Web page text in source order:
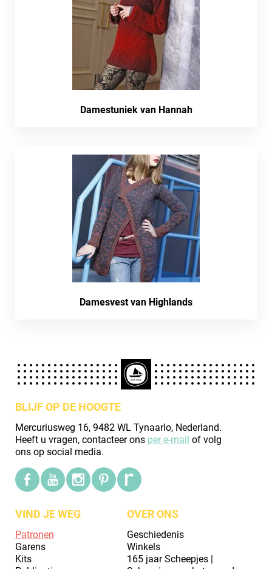
Damestuniek van Hannah
Damesvest van Highlands
BLIJF OP DE HOOGTE
Mercuriusweg 16, 9482 WL Tynaarlo, Nederland.
Heeft u vragen, contacteer ons per e-mail of volg
ons op social media.
VIND JE WEG
Patronen
Garens
Kits
OVER ONS
Geschiedenis
Winkels
165 jaar Scheepjes |